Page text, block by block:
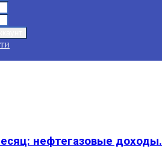
нефтегазовые